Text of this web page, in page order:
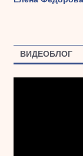
ВИДЕОБЛОГ